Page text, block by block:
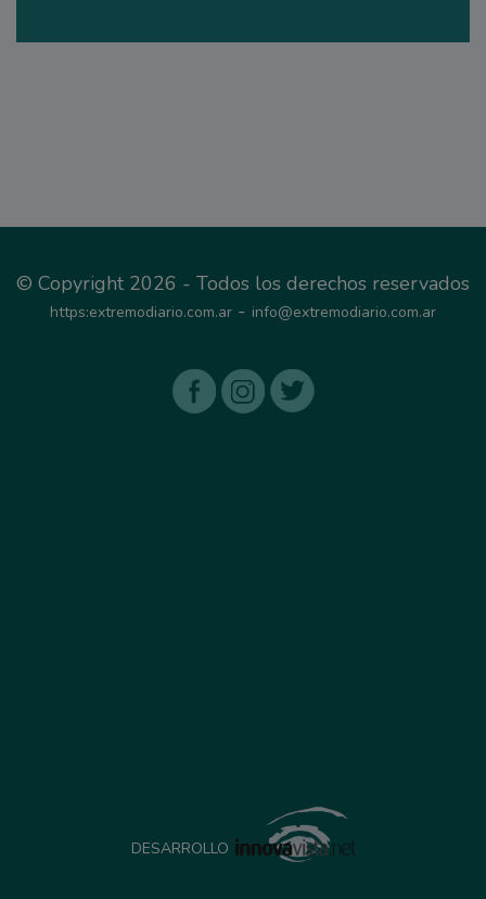
© Copyright 2026 - Todos los derechos reservados
https:extremodiario.com.ar - info@extremodiario.com.ar
DESARROLLO